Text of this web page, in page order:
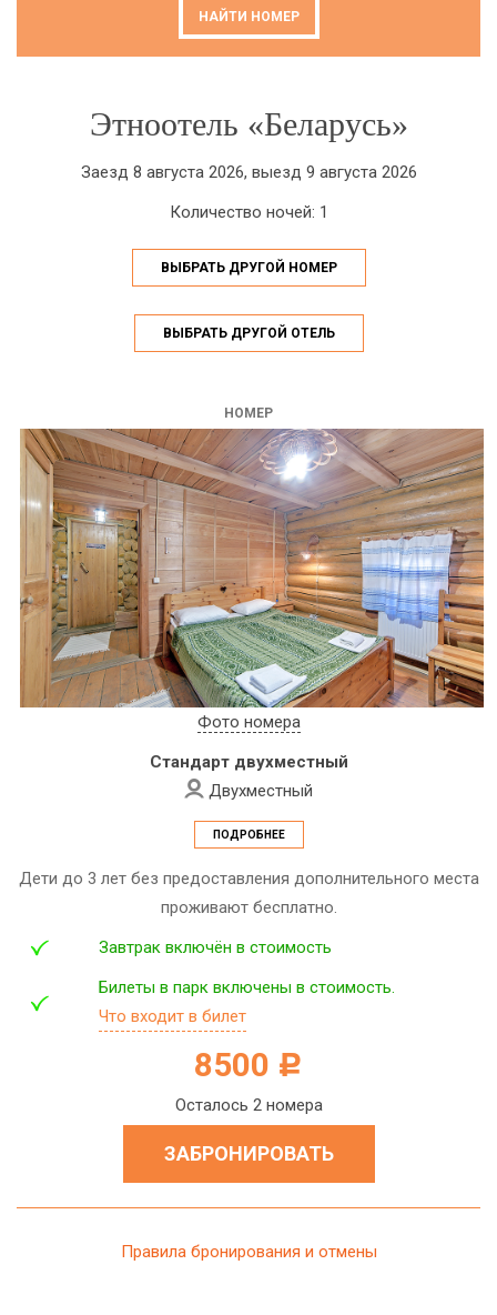
НАЙТИ НОМЕР
Этноотель «Беларусь»
Заезд 8 августа 2026, выезд 9 августа 2026
Количество ночей: 1
ВЫБРАТЬ ДРУГОЙ НОМЕР
ВЫБРАТЬ ДРУГОЙ ОТЕЛЬ
НОМЕР
Фото номера
Стандарт двухместный
Двухместный
ПОДРОБНЕЕ
Дети до 3 лет без предоставления дополнительного места
проживают бесплатно.
Завтрак включён в стоимость
Билеты в парк включены в стоимость.
Что входит в билет
8500 c
Осталось 2 номера
ЗАБРОНИРОВАТЬ
Правила бронирования и отмены